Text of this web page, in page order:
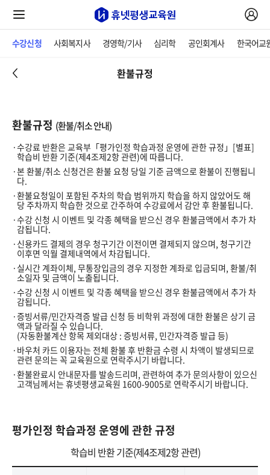
수강신청 사회복지사 경영학/기사 심리학 공인회계사 한국어교
환불규정
환불규정 (환불/취소 안내)
수강료 반환은 교육부「평가인정 학습과정 운영에 관한 규정」[별표]
학습비 반환 기준(제4조제2항 관련)에 따릅니다.
본 환불/취소 신청건은 환불 요청 당일 기준 금액으로 환불이 진행됩니
다.
환불요청일이 포함된 주차의 학습 범위까지 학습을 하지 않았어도 해
당 주차까지 학습한 것으로 간주하여 수강료에서 감안 후 환불됩니다.
수강 신청 시 이벤트 및 각종 혜택을 받으신 경우 환불금액에서 추가 차
감됩니다.
신용카드 결제의 경우 청구기간 이전이면 결제되지 않으며, 청구기간
이후면 익월 결제내역에서 차감됩니다.
실시간 계좌이체, 무통장입금의 경우 지정한 계좌로 입금되며, 환불/취
소일자 및 금액이 노출됩니다.
수강 신청 시 이벤트 및 각종 혜택을 받으신 경우 환불금액에서 추가 차
감됩니다.
증빙서류/민간자격증 발급 신청 등 비학위 과정에 대한 환불은 상기 금
액과 달라질 수 있습니다.
(자동환불계산 항목 제외대상 : 증빙서류, 민간자격증 발급 등)
바우처 카드 이용자는 전체 환불 후 반환금 수령 시 차액이 발생되므로
관련 문의는 꼭 교육원으로 연락주시기 바랍니다.
환불완료시 안내문자를 발송드리며, 관련하여 추가 문의사항이 있으신
고객님께서는 휴넷평생교육원 1600-9005로 연락주시기 바랍니다.
평가인정 학습과정 운영에 관한 규정
학습비 반환 기준(제4조제2항 관련)